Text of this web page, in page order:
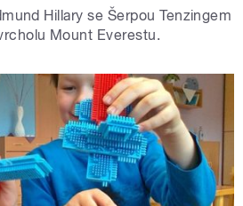
Hillary se Šerpou Tenzingem
Mount Everestu.